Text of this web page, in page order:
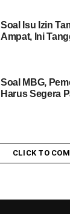
Soal Isu Izin
Ampat, Ini
Soal MBG,
Harus Segera
CLICK TO